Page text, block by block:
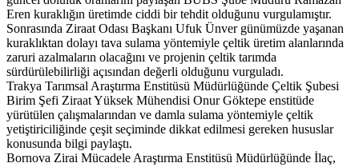
Eren kuraklığın üretimde ciddi bir tehdit olduğunu vurgulamıştır.
Sonrasında Ziraat Odası Başkanı Ufuk Ünver günümüzde yaşanan
kuraklıktan dolayı tava sulama yöntemiyle çeltik üretim alanlarında
zaruri azalmaların olacağını ve projenin çeltik tarımda
sürdürülebilirliği açısından değerli olduğunu vurguladı.
Trakya Tarımsal Araştırma Enstitüsü Müdürlüğünde Çeltik Şubesi
Birim Şefi Ziraat Yüksek Mühendisi Onur Göktepe enstitüde
yürütülen çalışmalarından ve damla sulama yöntemiyle çeltik
yetiştiriciliğinde çeşit seçiminde dikkat edilmesi gereken hususlar
konusunda bilgi paylaştı.
Bornova Zirai Mücadele Araştırma Enstitüsü Müdürlüğünde İlaç,